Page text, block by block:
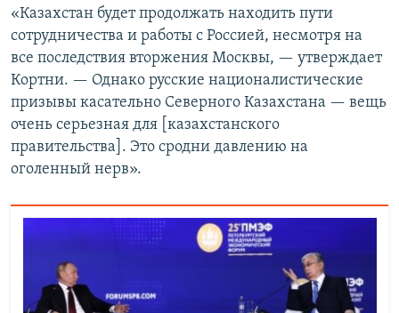
«Казахстан будет продолжать находить пути
сотрудничества и работы с Россией, несмотря на
все последствия вторжения Москвы, — утверждает
Кортни. — Однако русские националистические
призывы касательно Северного Казахстана — вещь
очень серьезная для [казахстанского
правительства]. Это сродни давлению на
оголенный нерв».